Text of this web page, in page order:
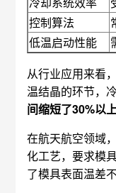
控制算法
低温启动性能
从行业应用来看
温结晶的环节，
间缩短了30%以
在航天航空领域
化工艺，要求模
了模具表面温差